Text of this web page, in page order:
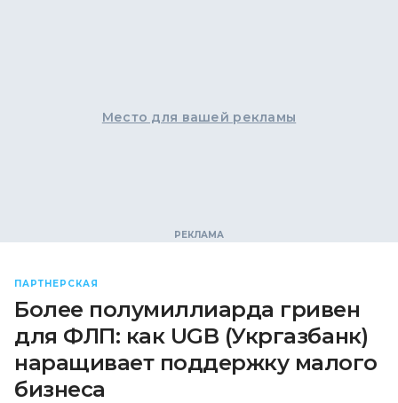
Место для вашей рекламы
ПАРТНЕРСКАЯ
Более полумиллиарда гривен
для ФЛП: как UGB (Укргазбанк)
наращивает поддержку малого
бизнеса